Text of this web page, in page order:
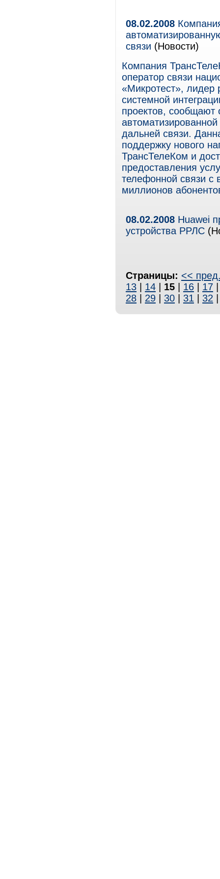
08.02.2008
связи (Новости)
Компания
оператор связи
«Микротест», лидер
системной
проектов,
дальней связи.
поддержку нового
ТрансТелеКом и
предоставления
телефонной связи с
миллионов
08.02.2008 Huawei
устройства РРЛС
Страницы: <<
13
14 15 16 17
28
29 30 31 32